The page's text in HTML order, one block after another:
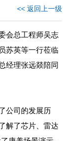
<< 返回上一级
会总工程师吴志
苏英等一行莅临
经理张远燚陪同
公司的发展历
解了芯片、雷达